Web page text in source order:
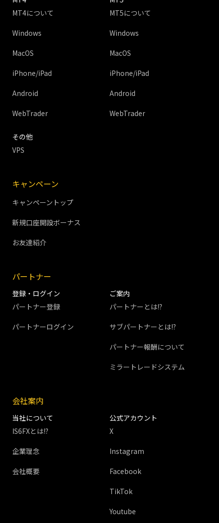
MT4について
Windows
MacOS
iPhone/iPad
Android
WebTrader
MT5について
Windows
MacOS
iPhone/iPad
Android
WebTrader
その他
VPS
キャンペーン
キャンペーントップ
新規口座開設ボーナス
お友達紹介
パートナー
登録・ログイン
パートナー登録
パートナーログイン
ご案内
パートナーとは!?
サブパートナーとは!?
パートナー報酬について
ミラートレードシステム
会社案内
当社について
IS6FXとは!?
企業理念
会社概要
公式アカウント
X
Instagram
Facebook
TikTok
Youtube